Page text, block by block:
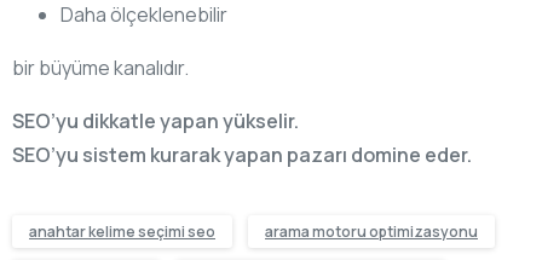
Daha ölçeklenebilir
bir büyüme kanalıdır.
SEO’yu dikkatle yapan yükselir.
SEO’yu sistem kurarak yapan pazarı domine eder.
anahtar kelime seçimi seo arama motoru optimizasyonu